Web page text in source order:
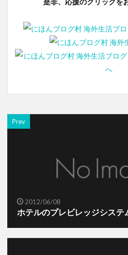
Prev
2012/06/08
ホテルのプレビレッジシステ